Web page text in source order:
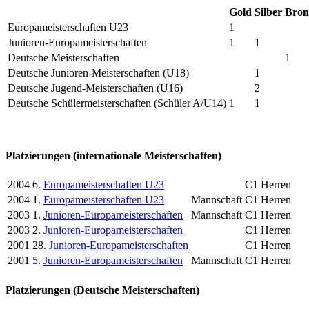
Gold Silber
Europameisterschaften U23
1
Junioren-Europameisterschaften
1
1
Deutsche Meisterschaften
1
Deutsche Junioren-Meisterschaften (U18)
1
Deutsche Jugend-Meisterschaften (U16)
2
Deutsche Schülermeisterschaften (Schüler A/U14) 1 1
Platzierungen (internationale Meisterschaften)
2004 6. Europameisterschaften U23
C1 Herren
2004 1. Europameisterschaften U23 Mannschaft C1 Herren
2003 1. Junioren-Europameisterschaften Mannschaft C1 Herren
2003 2. Junioren-Europameisterschaften
C1 Herren
2001 28. Junioren-Europameisterschaften
C1 Herren
2001 5. Junioren-Europameisterschaften Mannschaft C1 Herren
Platzierungen (Deutsche Meisterschaften)